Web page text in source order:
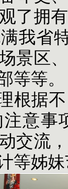
了拥
我省
景区
等等。
根据
意事
交流
等姊